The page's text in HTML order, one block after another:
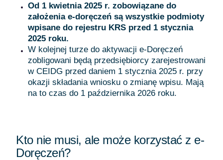
Od 1 kwietnia 2025 r. zobowiązane do
założenia e-doręczeń są wszystkie podmioty
wpisane do rejestru KRS przed 1 stycznia
2025 roku.
W kolejnej turze do aktywacji e-Doręczeń
zobligowani będą przedsiębiorcy zarejestrowani
w CEIDG przed daniem 1 stycznia 2025 r. przy
okazji składania wniosku o zmianę wpisu. Mają
na to czas do 1 października 2026 roku.
Kto nie musi, ale może korzystać z e-
Doręczeń?